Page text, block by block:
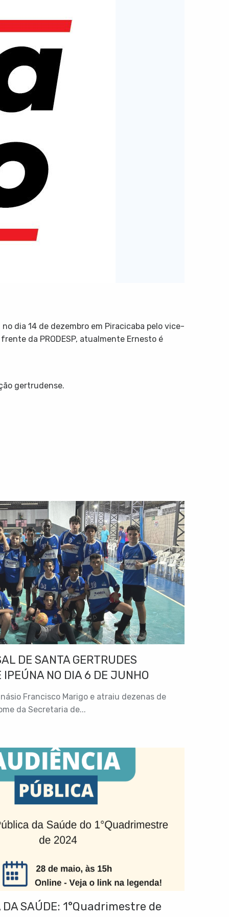
dia 14 de dezembro em Piracicaba pelo vice-
da PRODESP, atualmente Ernesto é
gertrudense.
DE SANTA GERTRUDES
IPEÚNA NO DIA 6 DE JUNHO
Francisco Marigo e atraiu dezenas de
da Secretaria de...
DA SAÚDE: 1°Quadrimestre de